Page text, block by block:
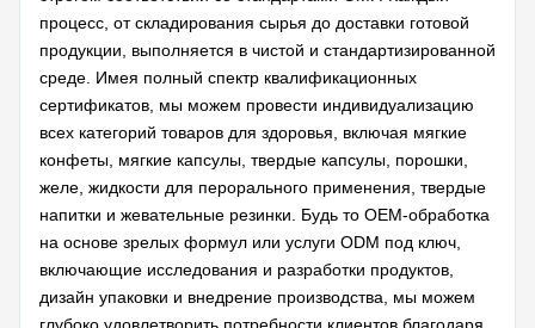
процесс, от складирования сырья до доставки готовой
продукции, выполняется в чистой и стандартизированной
среде. Имея полный спектр квалификационных
сертификатов, мы можем провести индивидуализацию
всех категорий товаров для здоровья, включая мягкие
конфеты, мягкие капсулы, твердые капсулы, порошки,
желе, жидкости для перорального применения, твердые
напитки и жевательные резинки. Будь то OEM-обработка
на основе зрелых формул или услуги ODM под ключ,
включающие исследования и разработки продуктов,
дизайн упаковки и внедрение производства, мы можем